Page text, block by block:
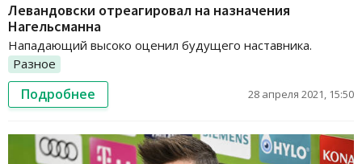
Левандовски отреагировал на назначения
Нагельсманна
Нападающий высоко оценил будущего наставника.
Разное
Подробнее 28 апреля 2021, 15:50